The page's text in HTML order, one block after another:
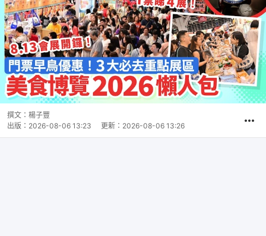
撰文： 楊子豐
出版： 2026-08-06 13:23 更新： 2026-08-06 13:26